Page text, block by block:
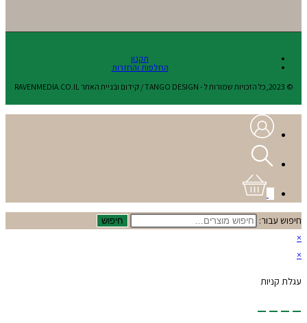
תקנון
החלפות והחזרות
© 2023,כל הזכויות שמורות ל - TANGO DESIGN / קידום ובניית האתר RAVENMEDIA.CO.IL
חיפוש עבור: חיפוש
×
×
עגלת קניות